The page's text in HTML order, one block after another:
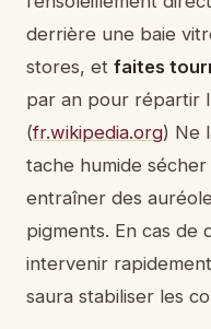
derrière une baie
stores, et faites
par an pour répartir
(fr.wikipedia.org) Ne
tache humide sécher
entraîner des
pigments. En cas de
intervenir
saura stabiliser les